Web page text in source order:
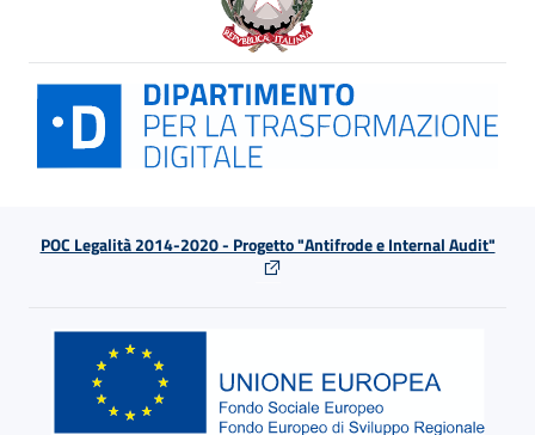
POC Legalità 2014-2020 - Progetto "Antifrode e Internal Audit"